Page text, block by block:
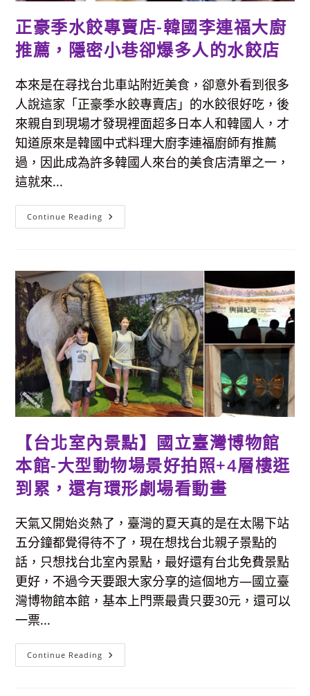
正豪季水餃專賣店-韓國李連福大廚
推薦，隱密小巷卻爆多人的水餃店
本來是在尋找台北車站附近美食，卻意外看到很多
人說這家「正豪季水餃專賣店」的水餃很好吃，後
來親自到現場才發現裡面超多日本人和韓國人，才
知道原來是韓國中式料理大廚李連福廚師有推薦
過，因此成為許多韓國人來台的美食店清單之一，
這就來...
Continue Reading 正
豪
賣
店-
韓
國
李
連
福
大
廚
推
薦，
隱
密
小
巷
卻
多
人
的
水
餃
店
【台北室內景點】國立臺灣博物館
本館-大型動物場景好拍照+4層樓逛
到累，還有環形劇場看動畫
天氣又開始炎熱了，臺灣的夏天真的是在太陽下站
五分鐘都覺得待不了，現在想找台北親子景點的
話，只想找台北室內景點，最好還有台北免費景點
更好，不過今天要跟大家分享的這個地方—國立臺
灣博物館本館，基本上門票最貴只要30元，還可以
一票...
Continue Reading 【台
北